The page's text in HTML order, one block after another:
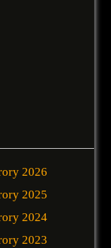
2026
2025
2024
2023